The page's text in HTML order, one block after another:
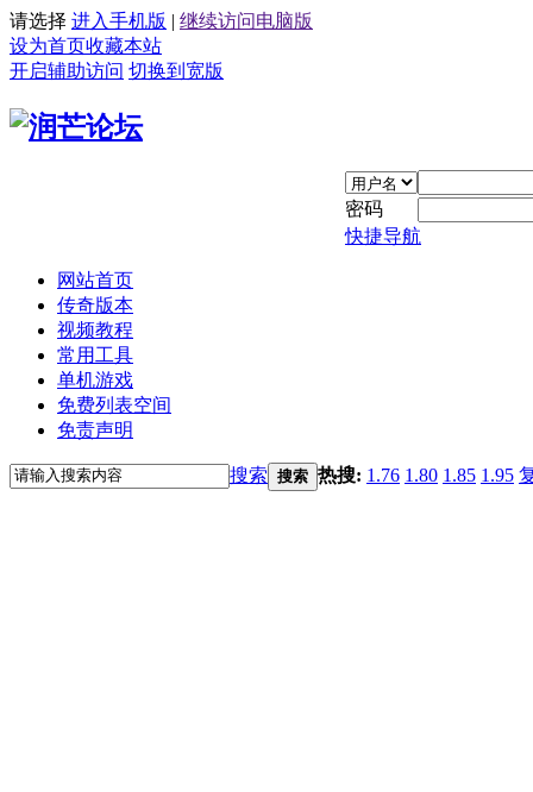
请选择 进入手机版 | 继续访问电脑版
设为首页收藏本站
开启辅助访问 切换到宽版
密码
快捷导航
网站首页
传奇版本
视频教程
常用工具
单机游戏
免费列表空间
免责声明
搜索 搜索 热搜: 1.76 1.80 1.85 1.95